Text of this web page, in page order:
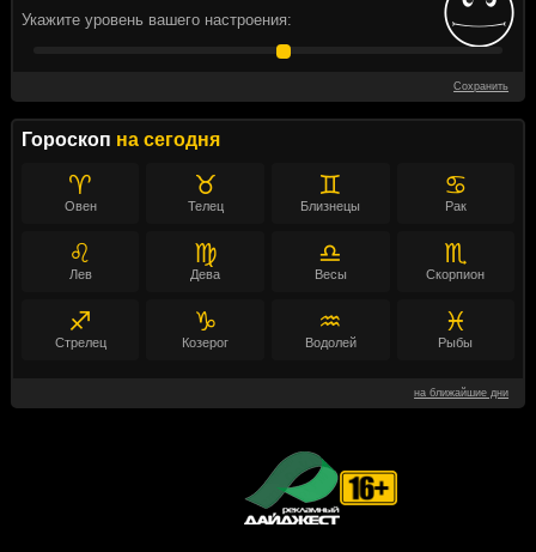
Укажите уровень вашего настроения:
Сохранить
Гороскоп на сегодня
♈
Овен
♉
Телец
♊
Близнецы
♋
Рак
♌
Лев
♍
Дева
♎
Весы
♏
Скорпион
♐
Стрелец
♑
Козерог
♒
Водолей
♓
Рыбы
на ближайшие дни